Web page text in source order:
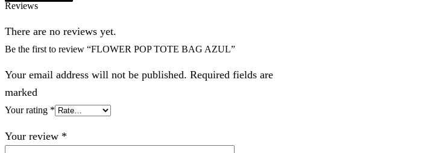
Reviews
There are no reviews yet.
Be the first to review “FLOWER POP TOTE BAG AZUL”
Your email address will not be published. Required fields are
marked
Your rating *
Your review *